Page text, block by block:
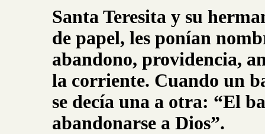
Santa Teresita y su
de papel, les ponían
abandono, providencia,
la corriente. Cuando un
se decía una a otra: “El
abandonarse a Dios”.